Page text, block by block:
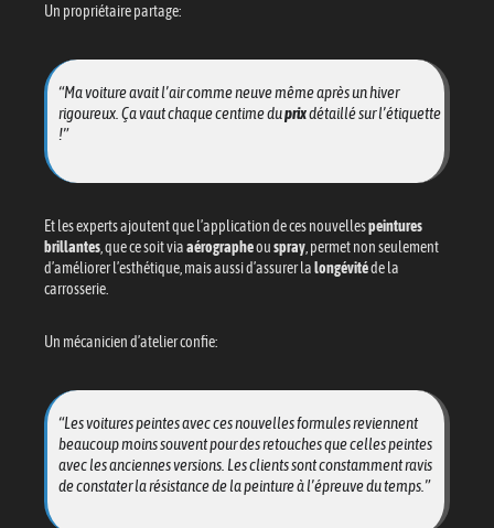
Un propriétaire partage:
“Ma voiture avait l’air comme neuve même après un hiver
rigoureux. Ça vaut chaque centime duprixdétaillé sur l’étiquette
!”
Et les experts ajoutent que l’application de ces nouvellespeintures
brillantes, que ce soit viaaérographeouspray, permet non seulement
d’améliorer l’esthétique, mais aussi d’assurer lalongévitéde la
carrosserie.
Un mécanicien d’atelier confie:
“Les voitures peintes avec ces nouvelles formules reviennent
beaucoup moins souvent pour des retouches que celles peintes
avec les anciennes versions. Les clients sont constamment ravis
de constater la résistance de la peinture à l’épreuve du temps.”